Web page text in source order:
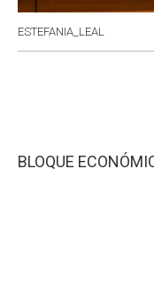
ESTEFANIA_LEAL
BLOQUE